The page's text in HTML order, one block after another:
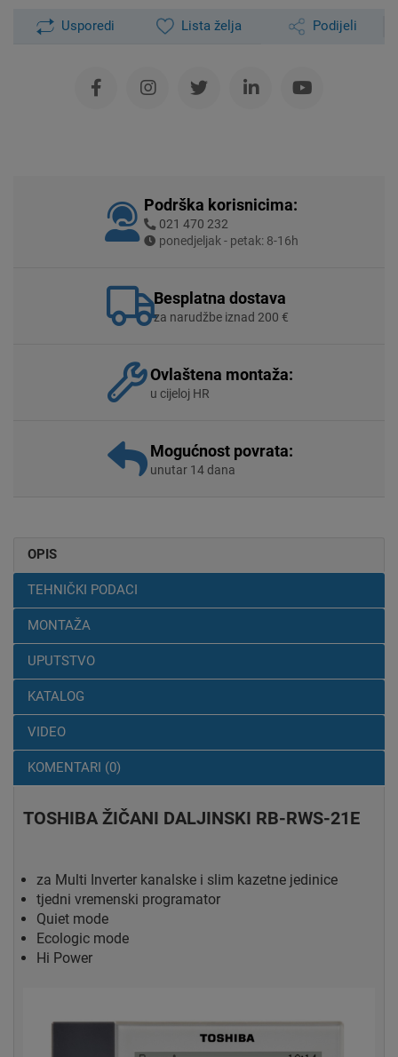
Usporedi Lista želja Podijeli
Podrška korisnicima:
021 470 232
ponedjeljak - petak: 8-16h
Besplatna dostava
za narudžbe iznad 200 €
Ovlaštena montaža:
u cijeloj HR
Mogućnost povrata:
unutar 14 dana
OPIS
TEHNIČKI PODACI
MONTAŽA
UPUTSTVO
KATALOG
VIDEO
KOMENTARI (0)
TOSHIBA ŽIČANI DALJINSKI RB-RWS-21E
za Multi Inverter kanalske i slim kazetne jedinice
tjedni vremenski programator
Quiet mode
Ecologic mode
Hi Power